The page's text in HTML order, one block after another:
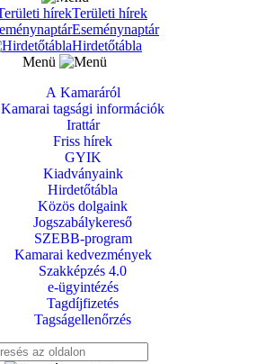
Területi hírek
Eseménynaptár
Hirdetőtábla
Menü
A Kamaráról
Kamarai tagsági információk
Irattár
Friss hírek
GYIK
Kiadványaink
Hirdetőtábla
Közös dolgaink
Jogszabálykereső
SZEBB-program
Kamarai kedvezmények
Szakképzés 4.0
e-ügyintézés
Tagdíjfizetés
Tagságellenőrzés